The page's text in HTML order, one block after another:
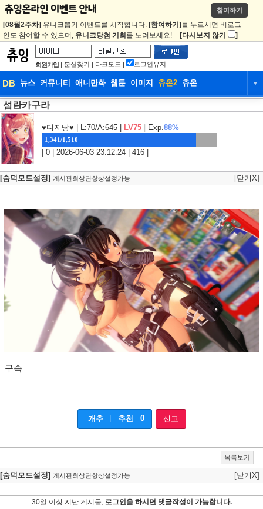
참여하기
[08월2주차] 유니크뽑기 이벤트를 시작합니다. [참여하기] 를 누르시면 비로그
인도 참여할 수 있으며, 유니크당첨 기회 를 노려보세요! [다시보지 않기 ]
회원가입 | 분실찾기 | 다크모드 | 로그인유지
DB 뉴스 커뮤니티 애니만화 웹툰 이미지 츄온2 츄온 ▼
DB
웹툰 이미지 츄온2
섬란카구라
♥디지땅♥ | L:70/A:645 | LV75 Exp.88%
1,341/1,510
| 0 | 2026-06-03 23:12:24 | 416 |
[숨덕모드설정] 게시판최상단항상설정가능 [닫기X]
구속
개추 추천 0 신고
목록보기
[숨덕모드설정] 게시판최상단항상설정가능 [닫기X]
30일 이상 지난 게시물, 로그인을 하시면 댓글작성이 가능합니다.